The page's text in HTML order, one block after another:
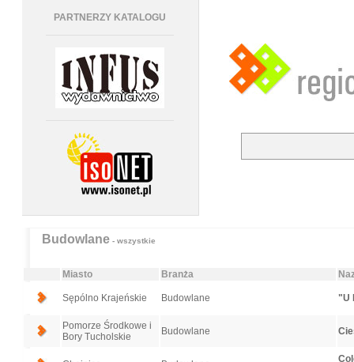
PARTNERZY KATALOGU
Budowlane- wszystkie
Miasto Branża
Sępólno Krajeńskie Budowlane "U
Pomorze Środkowe i
Bory Tucholskie
Budowlane